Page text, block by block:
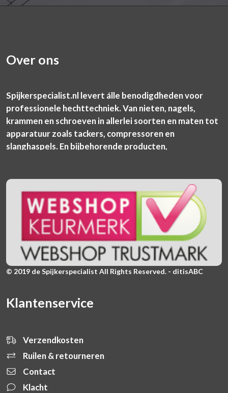
Over ons
Spijkerspecialist.nl levert álle benodigdheden voor
professionele hechttechniek. Van nieten, nagels,
krammen en schroeven in allerlei soorten en maten tot
apparatuur zoals tackers, compressoren en
slanghaspels. En bijbehorende producten,
© 2019 de Spijkerspecialist All Rights Reserved. - ditisABC
Klantenservice
Verzendkosten
Ruilen & retourneren
Contact
Klacht